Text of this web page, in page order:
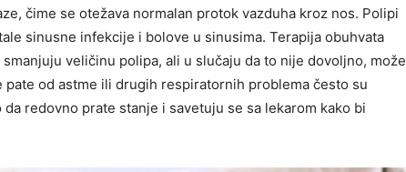
čime se otežava normalan protok vazduha kroz nos. Polipi
sinusne infekcije i bolove u sinusima. Terapija obuhvata
veličinu polipa, ali u slučaju da to nije dovoljno, može
od astme ili drugih respiratornih problema često su
redovno prate stanje i savetuju se sa lekarom kako bi